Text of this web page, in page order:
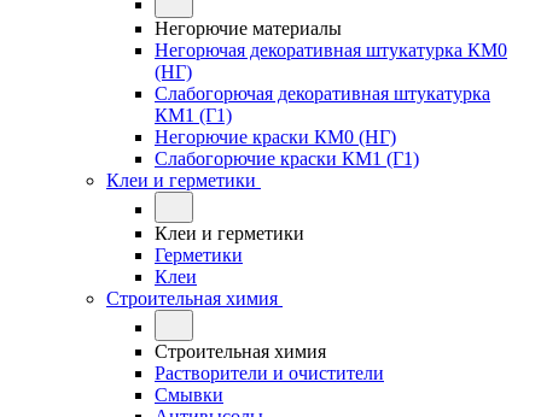
Негорючие материалы
Негорючая декоративная штукатурка КМ0
(НГ)
Слабогорючая декоративная штукатурка
КМ1 (Г1)
Негорючие краски КМ0 (НГ)
Слабогорючие краски КМ1 (Г1)
Клеи и герметики
Клеи и герметики
Герметики
Клеи
Строительная химия
Строительная химия
Растворители и очистители
Смывки